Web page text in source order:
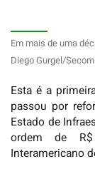
Em mais de uma
Diego Gurgel/Secom
Esta é a
passou por
Estado de
ordem de
Interamericano